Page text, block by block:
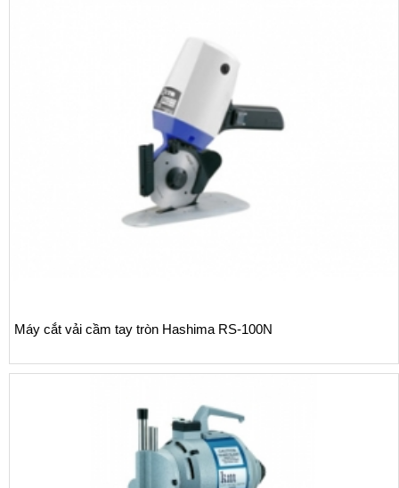
Máy cắt vải cầm tay tròn Hashima RS-100N